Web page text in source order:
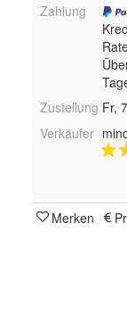
Zahlung
Zustellung Fr,
Verkäufer
Merken